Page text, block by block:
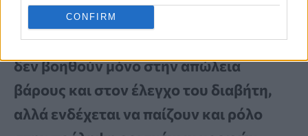
CONFIRM
Συμπερασματικά, τα GLP-1RAs ίσως
δεν βοηθούν μόνο στην απώλεια
βάρους και στον έλεγχο του διαβήτη,
αλλά ενδέχεται να παίζουν και ρόλο